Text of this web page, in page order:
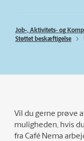
Job-, Aktivitets- og
Støttet beskæftigelse
Vil du gerne prøve
muligheden, hvis
fra Café Nema